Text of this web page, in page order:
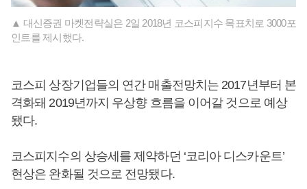
▲ 대신증권 마켓전략실은 2일 2018년 코스피지수 목표치로 3000포
인트를 제시했다.
코스피 상장기업들의 연간 매출전망치는 2017년부터 본
격화돼 2019년까지 우상향 흐름을 이어갈 것으로 예상
됐다.
코스피지수의 상승세를 제약하던 ‘코리아 디스카운트’
현상은 완화될 것으로 전망됐다.